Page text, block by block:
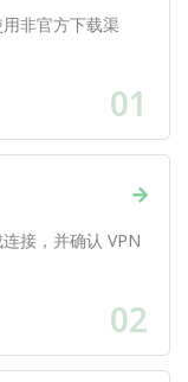
非官方下载渠
01
→
接，并确认 VPN
02